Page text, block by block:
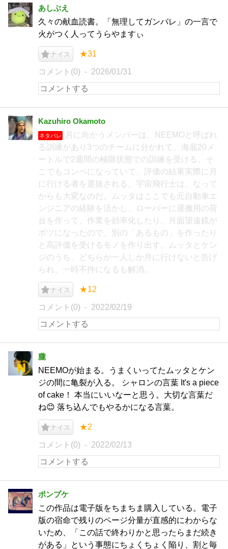
あしぶえ
久々の献血読書。「無理してガンバレ」の一言で
火がつく人ってうらやますぃ
ナイス ★31
コメント(0) 2026/01/31
Kazuhiro Okamoto
ネタバレ
月に向かうメンバーは、NEEMOと呼ばれ
る訓練があり3つのチームに分かれて、海底20メ
ートルで2週間の極限状態での訓練を受ける。そ
こでもコンペになっていて、評価の結果実際に月
に行ける者を選抜される。宇宙飛行士は、なって
からも大変なのだ。ムッタはここでも元自動車エ
ンジニアの経験を活かし、ローバーに運搬用の荷
台を作って、作業を効率化したり、月面望遠鏡が
ボツになったので、別の「あるもの」を作ったり
と高評価を受けるモノを作り出す。ムッタとケン
ジのうち、どちらか一人しか月に行けないと告げ
られ、一時不仲になるも解消。
ナイス ★12
コメント(0) 2022/02/19
朧
NEEMOが始まる。うまくいってたムッタとケン
ジの間に亀裂が入る。 シャロンの言葉 It's a piece
of cake！ 本当にいいなーと思う。大切な言葉だ
ね😊 落ち込んでもやるかになる言葉。
ナイス ★2
コメント(0) 2022/02/13
ポンプケ
この作品は電子版をちまちま購入している。電子
版の宿命で残りのページ分量が直感的にわからな
いため、「この話で終わりかと思ったらまだ続き
がある」という事態にちょくちょく陥り、割と毎